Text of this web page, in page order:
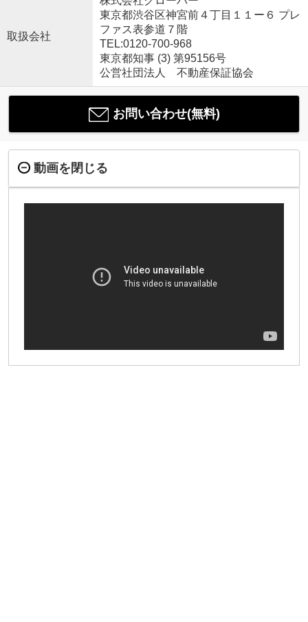
取扱会社
東京都渋谷区神宮前４丁目１１ー６ プレ
ファス表参道７階
TEL:0120-700-968
東京都知事 (3) 第95156号
公営社団法人 不動産保証協会
お問い合わせ(無料)
動画を閉じる